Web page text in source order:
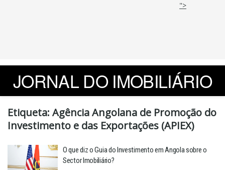
">
JORNAL DO IMOBILIÁRIO
Etiqueta: Agência Angolana de Promoção do
Investimento e das Exportações (APIEX)
O que diz o Guia do Investimento em Angola sobre o
Sector Imobiliário?